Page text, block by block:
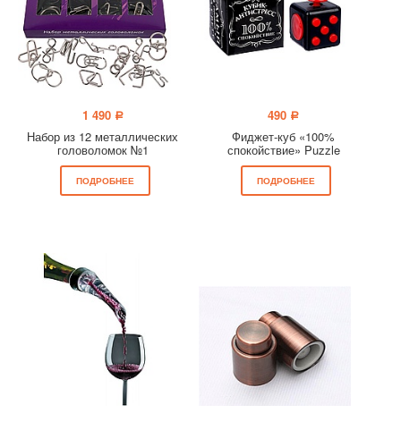
1 490 a
Набор из 12 металлических
головоломок №1
ПОДРОБНЕЕ
490 a
Фиджет-куб «100%
спокойствие» Puzzle
ПОДРОБНЕЕ